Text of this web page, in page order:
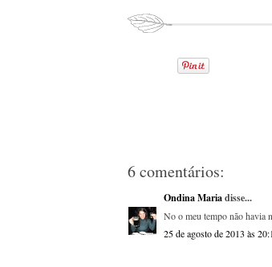
6 comentários:
Ondina Mariadisse...
No o meu tempo não havia
25 de agosto de 2013 às